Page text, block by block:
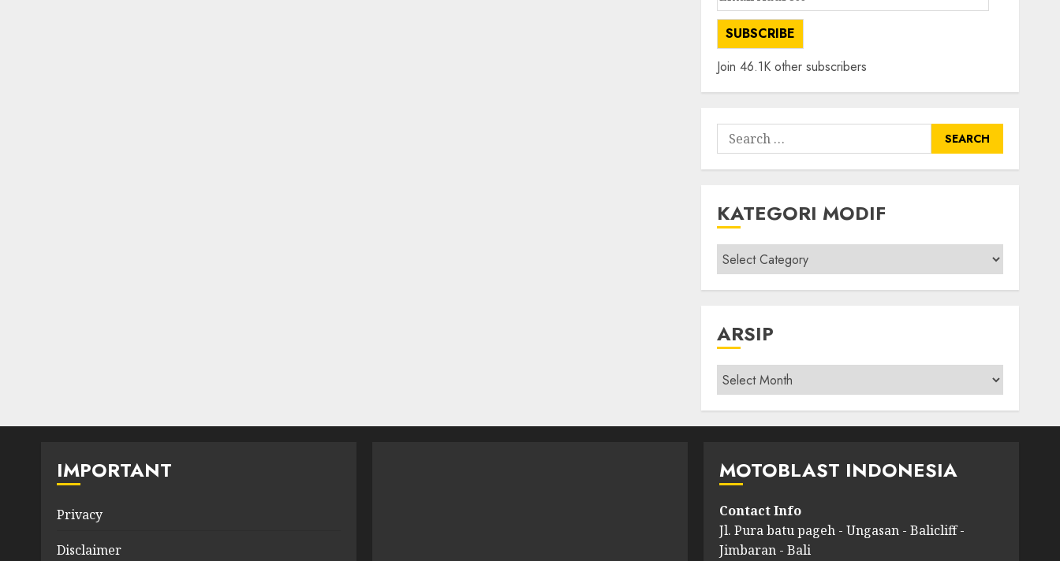
Address
SUBSCRIBE
Join 46.1K other subscribers
Search
for:
KATEGORI MODIF
Kategori
modif
ARSIP
Arsip
IMPORTANT
Privacy
Disclaimer
MOTOBLAST INDONESIA
Contact Info
Jl. Pura batu pageh - Ungasan - Balicliff -
Jimbaran - Bali